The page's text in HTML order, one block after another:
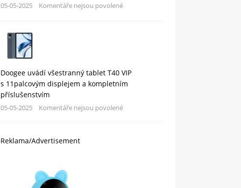
05-05-2025 Komentáře nejsou povolené
Doogee uvádí všestranný tablet T40 VIP
s 11palcovým displejem a kompletním
příslušenstvím
05-05-2025 Komentáře nejsou povolené
Reklama/Advertisement